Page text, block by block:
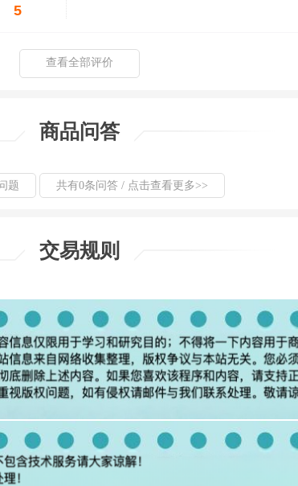
5
查看全部评价
商品问答
题 共有0条问答 / 点击查看更多>>
交易规则